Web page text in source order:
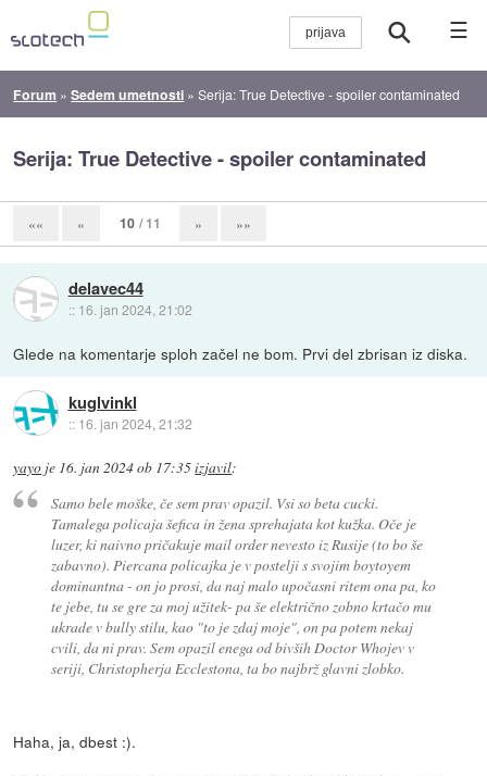
☰
Forum »Sedem umetnosti »Serija: True Detective - spoiler contaminated
Serija: True Detective - spoiler contaminated
«« « 10 / 11 » »»
delavec44
:: 16. jan 2024, 21:02
Glede na komentarje sploh začel ne bom. Prvi del zbrisan iz diska.
kuglvinkl
:: 16. jan 2024, 21:32
yayo je 16. jan 2024 ob 17:35izjavil:
Samo bele moške, če sem prav opazil. Vsi so beta cucki.
Tamalega policaja šefica in žena sprehajata kot kužka. Oče je
luzer, ki naivno pričakuje mail order nevesto iz Rusije (to bo še
zabavno). Piercana policajka je v postelji s svojim boytoyem
dominantna - on jo prosi, da naj malo upočasni ritem ona pa, ko
te jebe, tu se gre za moj užitek- pa še električno zobno krtačo mu
ukrade v bully stilu, kao "to je zdaj moje", on pa potem nekaj
cvili, da ni prav. Sem opazil enega od bivših Doctor Whojev v
seriji, Christopherja Ecclestona, ta bo najbrž glavni zlobko.
Haha, ja, dbest :).